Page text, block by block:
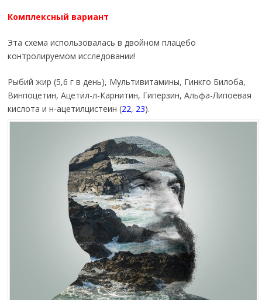
Комплексный вариант
Эта схема использовалась в двойном плацебо
контролируемом исследовании!
Рыбий жир (5,6 г в день), Мультивитамины, Гинкго Билоба,
Винпоцетин, Ацетил-л-Карнитин, Гиперзин, Альфа-Липоевая
кислота и н-ацетилцистеин (22, 23).